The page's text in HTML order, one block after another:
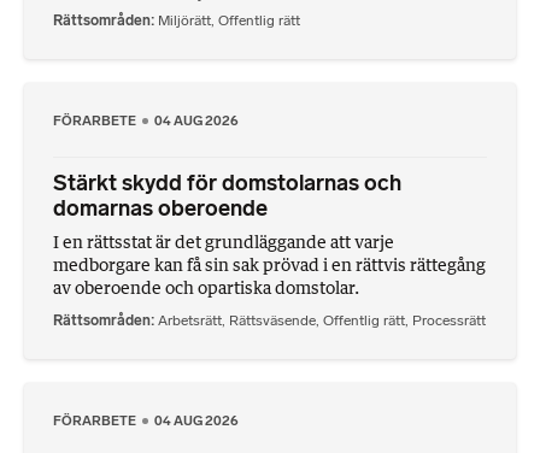
Rättsområden Miljörätt, Offentlig rätt
FÖRARBETE 04 AUG 2026
Stärkt skydd för domstolarnas och
domarnas oberoende
I en rättsstat är det grundläggande att varje
medborgare kan få sin sak prövad i en rättvis rättegång
av oberoende och opartiska domstolar.
Rättsområden Arbetsrätt, Rättsväsende, Offentlig rätt, Processrätt
FÖRARBETE 04 AUG 2026